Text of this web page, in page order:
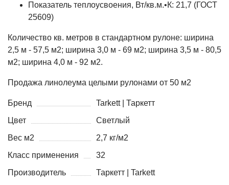
Показатель теплоусвоения, Вт/кв.м.•К: 21,7 (ГОСТ
25609)
Количество кв. метров в стандартном рулоне: ширина
2,5 м - 57,5 м2; ширина 3,0 м - 69 м2; ширина 3,5 м - 80,5
м2; ширина 4,0 м - 92 м2.
Продажа линолеума целыми рулонами от 50 м2
Бренд
Tarkett | Таркетт
Цвет
Светлый
Вес м2
2,7 кг/м2
Класс применения
32
Производитель
Таркетт | Tarkett